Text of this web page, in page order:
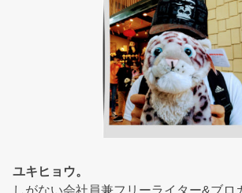
ユキヒョウ。
しがない会社員兼フリーライター&ブロ